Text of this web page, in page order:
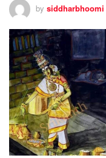
by siddharbhoomi